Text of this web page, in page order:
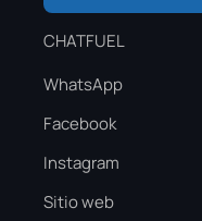
CHATFUEL
WhatsApp
Facebook
Instagram
Sitio web